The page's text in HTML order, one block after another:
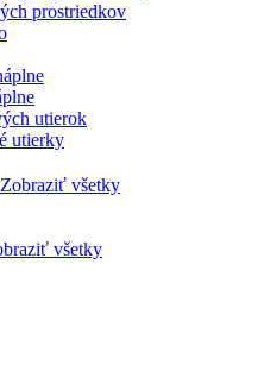
prostriedkov
utierky
Zobraziť všetky
všetky